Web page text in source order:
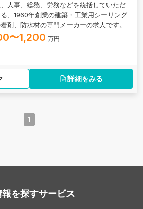
人事、総務、労務などを統括していただ
、1960年創業の建築・工業用シーリング
剤、防水材の専門メーカーの求人です。
〜1,200 万円
詳細をみる
1
を探すサービス